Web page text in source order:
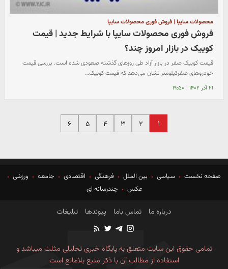
محصولات سایپا | فروش فوری محصولات سایپا
فروش فوری محصولات سایپا با شرایط جدید | قیمت
کوییک در بازار امروز چند؟
قیمت کوییک صفر در بازار آزاد طی روزهای گذشته صعودی شده است. بررسی قیمت
خودروهای صفرکیلومتر نشان می‌دهد که قیمت کوییک…
۲۱ آذر ۱۴۰۲ | ۱۹:۵۰
۱ ۲ ۳ ۴ ۵ ۶
صفحه نخست سیاسی بین الملل فرهنگی اقتصادی جامعه
ورزشی
عکس
چندرسانه ای
درباره ما تماس باما پیوندها تبلیغات
تمامی حقوق این سایت متعلق به پایگاه خبری تحلیلی مثلث میباشد و
استفاده از مطالب آن با ذکر منبع بلامانع است